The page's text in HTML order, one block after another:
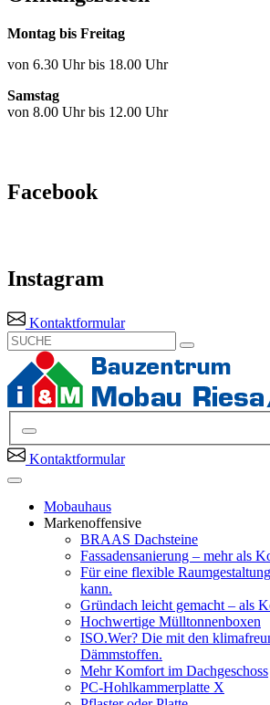
Montag bis Freitag
von 6.30 Uhr bis 18.00 Uhr
Samstag
von 8.00 Uhr bis 12.00 Uhr
Facebook
Instagram
Kontaktformular
Kontaktformular
Mobauhaus
Markenoffensive
BRAAS Dachsteine
Fassadensanierung – mehr als
Für eine flexible
kann.
Gründach leicht gemacht – als
Hochwertige Mülltonnenboxen
ISO.Wer? Die mit den
Dämmstoffen.
Mehr Komfort im Dachgeschoss
PC-Hohlkammerplatte X